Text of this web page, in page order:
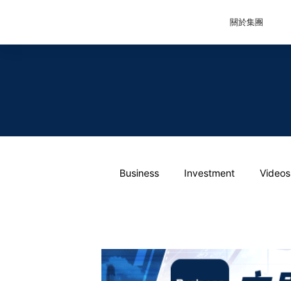
關於集團
Business Investment Videos